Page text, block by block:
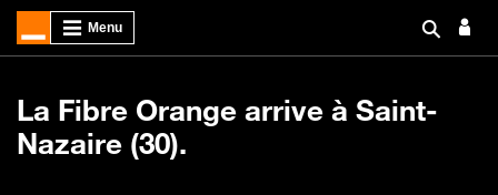
La Fibre Orange arrive à Saint-
Nazaire (30).